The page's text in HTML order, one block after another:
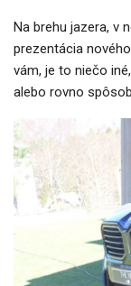
Na brehu jazera, v
prezentácia
vám, je to niečo
alebo rovno